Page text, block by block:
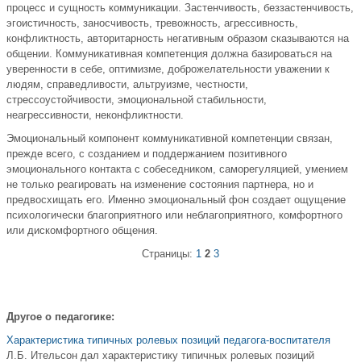
процесс и сущность коммуникации. Застенчивость, беззастенчивость,
эгоистичность, заносчивость, тревожность, агрессивность,
конфликтность, авторитарность негативным образом сказываются на
общении. Коммуникативная компетенция должна базироваться на
уверенности в себе, оптимизме, доброжелательности уважении к
людям, справедливости, альтруизме, честности,
стрессоустойчивости, эмоциональной стабильности,
неагрессивности, неконфликтности.
Эмоциональный компонент коммуникативной компетенции связан,
прежде всего, с созданием и поддержанием позитивного
эмоционального контакта с собеседником, саморегуляцией, умением
не только реагировать на изменение состояния партнера, но и
предвосхищать его. Именно эмоциональный фон создает ощущение
психологически благоприятного или неблагоприятного, комфортного
или дискомфортного общения.
Страницы: 1 2 3
Другое о педагогике:
Характеристика типичных ролевых позиций педагога-воспитателя
Л.Б. Ительсон дал характеристику типичных ролевых позиций